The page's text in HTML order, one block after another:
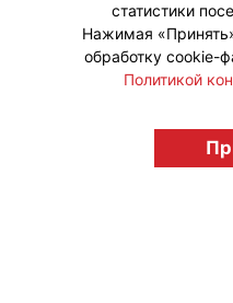
статистики
Нажимая
обработку cookie-
Политикой